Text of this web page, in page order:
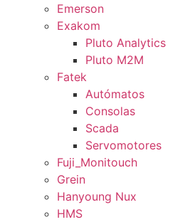
Emerson
Exakom
Pluto Analytics
Pluto M2M
Fatek
Autómatos
Consolas
Scada
Servomotores
Fuji_Monitouch
Grein
Hanyoung Nux
HMS